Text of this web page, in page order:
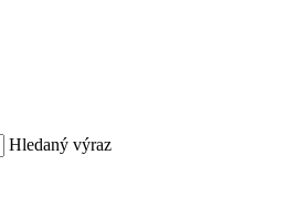
Hledaný výraz